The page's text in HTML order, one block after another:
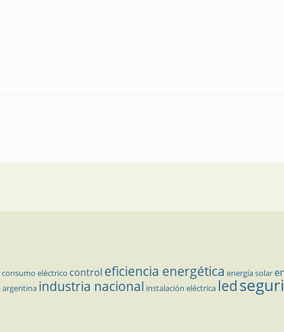
consumo eléctrico control eficiencia energética energía solar
argentina industria nacional instalación eléctrica led